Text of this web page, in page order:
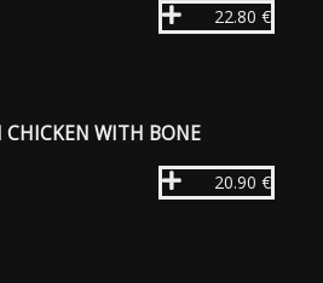
22.80 €
CHICKEN WITH BONE
20.90 €